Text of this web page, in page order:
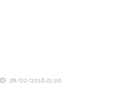
28/02/2016 21:20